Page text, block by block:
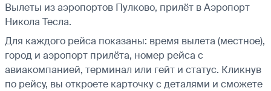
Вылеты из аэропортов Пулково, прилёт в Аэропорт
Никола Тесла.
Для каждого рейса показаны: время вылета (местное),
город и аэропорт прилёта, номер рейса с
авиакомпанией, терминал или гейт и статус. Кликнув
по рейсу, вы откроете карточку с деталями и сможете